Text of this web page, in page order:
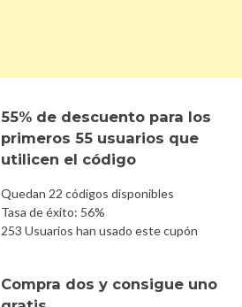
55% de descuento para los
primeros 55 usuarios que
utilicen el código
Quedan 22 códigos disponibles
Tasa de éxito: 56%
253 Usuarios han usado este cupón
Compra dos y consigue uno